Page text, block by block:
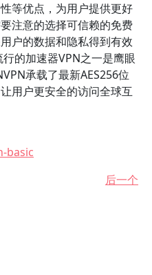
等优点，为用户提供更好
注意的选择可信赖的免费
户的数据和隐私得到有效
的加速器VPN之一是鹰眼
承载了最新AES256位
用户更安全的访问全球互
basic
后一个